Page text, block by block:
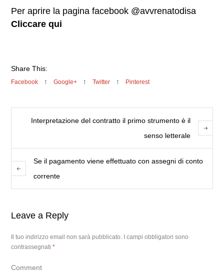
Per aprire la pagina facebook @avvrenatodisa
Cliccare qui
Share This:
Facebook Google+ Twitter Pinterest
Interpretazione del contratto il primo strumento è il
senso letterale
Se il pagamento viene effettuato con assegni di conto
corrente
Leave a Reply
Il tuo indirizzo email non sarà pubblicato.
I campi obbligatori sono
contrassegnati*
Comment